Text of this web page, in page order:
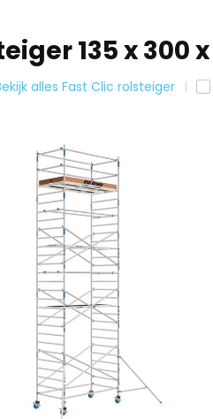
135 x 300
alles Fast Clic rolsteiger